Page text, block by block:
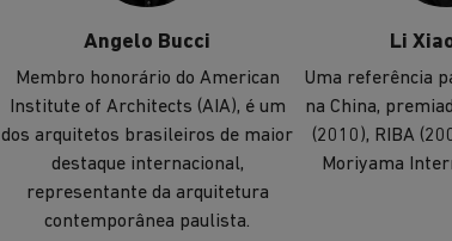
Angelo Bucci
Membro honorário do American
Institute of Architects (AIA), é um
dos arquitetos brasileiros de maior
destaque internacional,
representante da arquitetura
contemporânea paulista.
Li
Uma referência
na China,
(2010), RIBA
Moriyama